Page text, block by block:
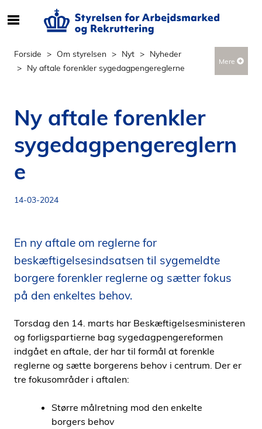
e
r
n
l
å
s
i
d
e
Forside Om styrelsen Nyt
Nyheder
Ny aftale forenkler sygedagpengereglerne
Mere
Ny aftale forenkler
sygedagpengereglern
e
14-03-2024
En ny aftale om reglerne for
beskæftigelsesindsatsen til sygemeldte
borgere forenkler reglerne og sætter fokus
på den enkeltes behov.
Torsdag den 14. marts har Beskæftigelsesministeren
og forligspartierne bag sygedagpengereformen
indgået en aftale, der har til formål at forenkle
reglerne og sætte borgerens behov i centrum. Der er
tre fokusområder i aftalen:
Større målretning mod den enkelte
borgers behov